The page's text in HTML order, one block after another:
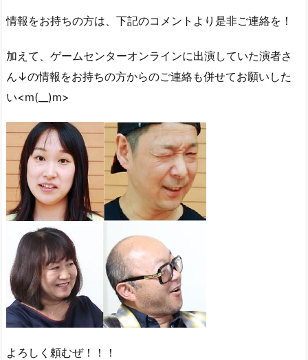
情報をお持ちの方は、下記のコメントより是非ご連絡を！
加えて、ゲームセンターオンラインに出演していた演者さ
ん↓の情報をお持ちの方からのご連絡も併せてお願いした
い<m(__)m>
よろしく頼むぜ！！！